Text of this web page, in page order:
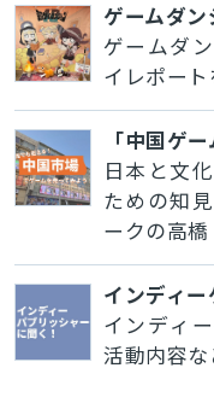
ゲームダ
ゲームダ
イレポート
「中国ゲ
日本と文
ための知
ークの高橋
インディ
インディ
活動内容な